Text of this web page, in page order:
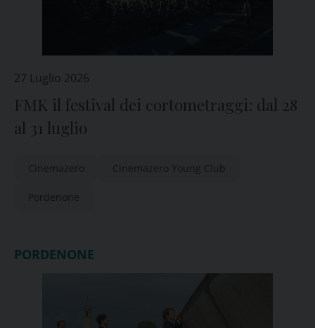
27 Luglio 2026
FMK il festival dei cortometraggi: dal 28
al 31 luglio
Cinemazero Cinemazero Young Club
Pordenone
PORDENONE